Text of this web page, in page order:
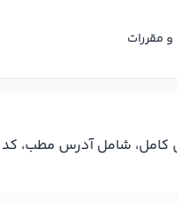
مقررات
کامل، شامل آدرس